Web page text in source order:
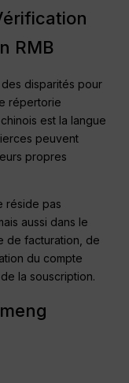
RMB
disparités pour
répertorie
est la langue
peuvent
propres
réside pas
aussi dans le
de facturation, de
du compte
la souscription.